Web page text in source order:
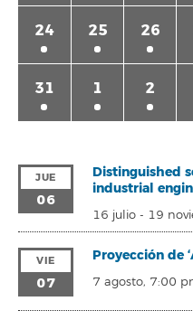
24 25 26
31 1 2
JUE
06
Distinguished
industrial
16 julio- 19
VIE
07
Proyección de
7 agosto, 7:00